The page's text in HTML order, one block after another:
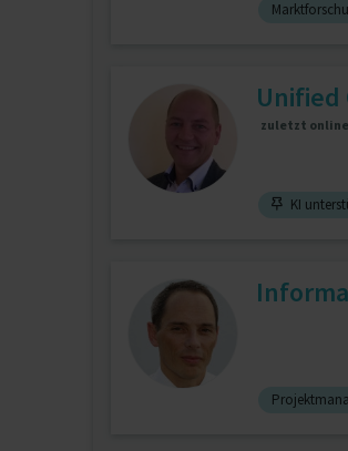
Unified
zuletzt
KI